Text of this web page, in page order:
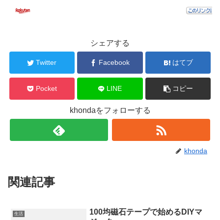
シェアする
Twitter Facebook はてブ
Pocket LINE コピー
khondaをフォローする
khonda
関連記事
生活
100均磁石テープで始めるDIYマ